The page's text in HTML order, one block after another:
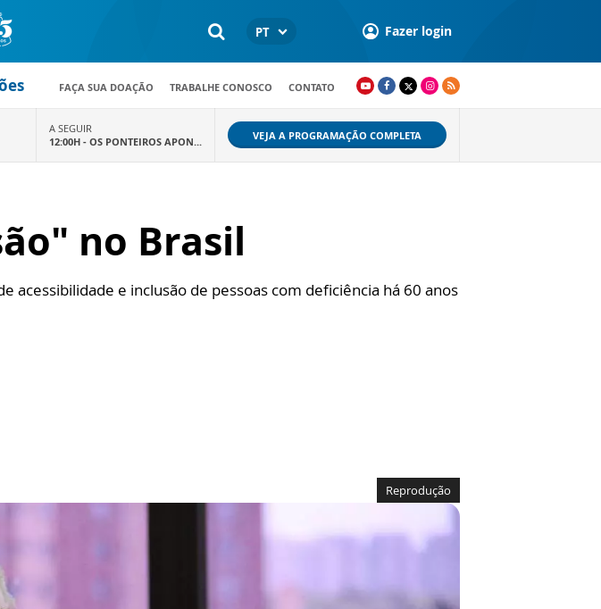
PT Fazer login
FAÇA SUA DOAÇÃO TRABALHE CONOSCO CONTATO
A SEGUIR
12:00H - OS PONTEIROS APON... VEJA A PROGRAMAÇÃO COMPLETA
no Brasil
e inclusão de pessoas com deficiência há 60 anos
Reprodução